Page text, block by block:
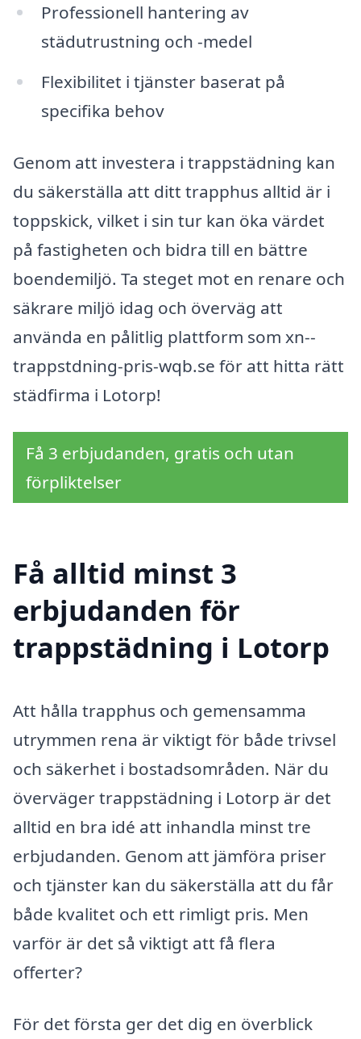
Professionell hantering av
städutrustning och -medel
Flexibilitet i tjänster baserat på
specifika behov
Genom att investera i trappstädning kan
du säkerställa att ditt trapphus alltid är i
toppskick, vilket i sin tur kan öka värdet
på fastigheten och bidra till en bättre
boendemiljö. Ta steget mot en renare och
säkrare miljö idag och överväg att
använda en pålitlig plattform som xn--
trappstdning-pris-wqb.se för att hitta rätt
städfirma i Lotorp!
Få 3 erbjudanden, gratis och utan
förpliktelser
Få alltid minst 3
erbjudanden för
trappstädning i Lotorp
Att hålla trapphus och gemensamma
utrymmen rena är viktigt för både trivsel
och säkerhet i bostadsområden. När du
överväger trappstädning i Lotorp är det
alltid en bra idé att inhandla minst tre
erbjudanden. Genom att jämföra priser
och tjänster kan du säkerställa att du får
både kvalitet och ett rimligt pris. Men
varför är det så viktigt att få flera
offerter?
För det första ger det dig en överblick